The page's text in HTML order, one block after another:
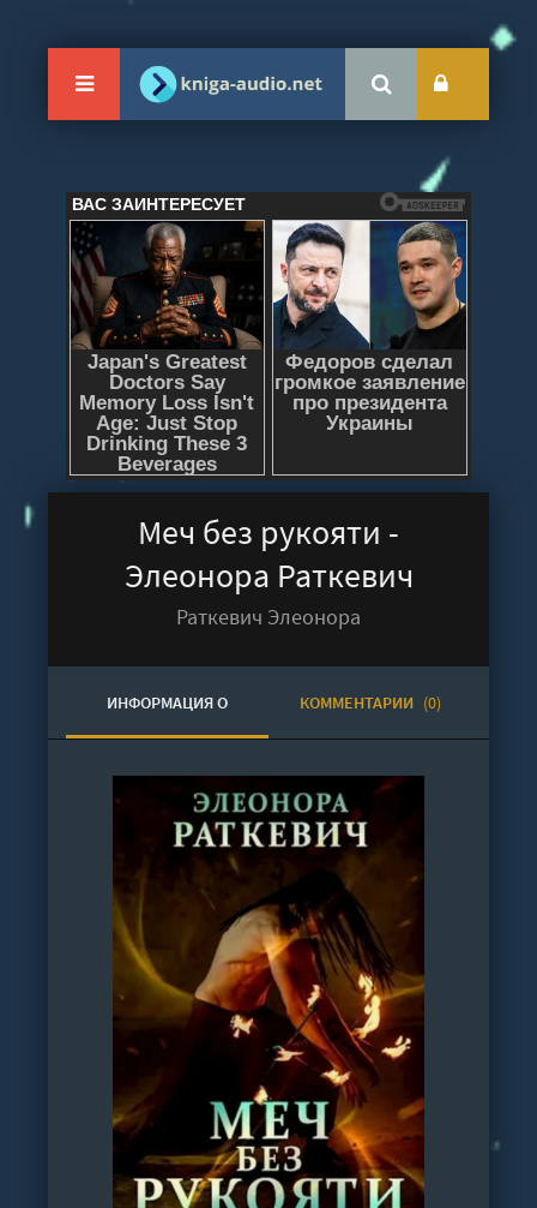
Меч без рукояти -
Элеонора Раткевич
Раткевич Элеонора
ИНФОРМАЦИЯ О
АУДИОКНИГЕ
КОММЕНТАРИИ (0)